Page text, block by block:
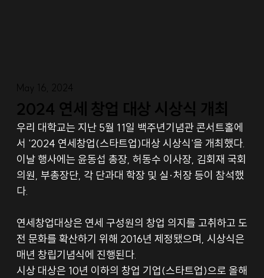
May 16, 2024
2024 연세 창업 대상 시상식 개최
우리 대학교는 지난 5월 11일 백주년기념관 콘서트홀에
서 '2024 연세창업(스타트업)대상 시상식'을 개최했다.
이날 행사에는 윤동섭 총장, 허동수 이사장, 김회재 국회
의원, 부총장단, 각 단과대 학장 및 실·처장 등이 참석했
다.
연세창업대상은 연세 구성원의 창업 의지를 고취하고 도
전 문화를 확산하기 위해 2016년 제정됐으며, 시상식은
매년 창립기념식에 진행된다.
시상 대상은 10년 이하의 창업 기업(스타트업)으로 올해